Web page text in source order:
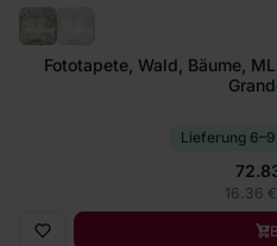
Fototapete, Wald, Bäume,
Lieferung
16.36